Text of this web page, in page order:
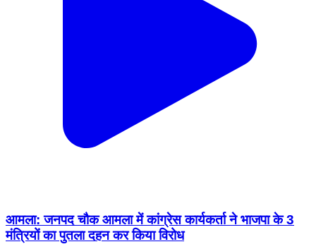
आमला: जनपद चौक आमला में कांग्रेस कार्यकर्ता ने भाजपा के 3
मंत्रियों का पुतला दहन कर किया विरोध